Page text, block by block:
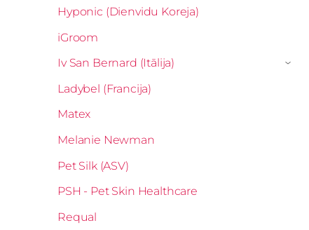
Hyponic (Dienvidu Koreja)
iGroom
Iv San Bernard (Itālija)
›
Ladybel (Francija)
Matex
Melanie Newman
Pet Silk (ASV)
PSH - Pet Skin Healthcare
Requal